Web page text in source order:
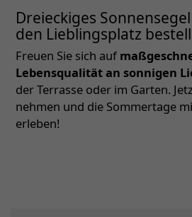
Dreieckiges
den Lieblingsplatz
Freuen Sie sich auf
Lebensqualität an sonnigen
der Terrasse oder im Garten.
nehmen und die Sommertage
erleben!